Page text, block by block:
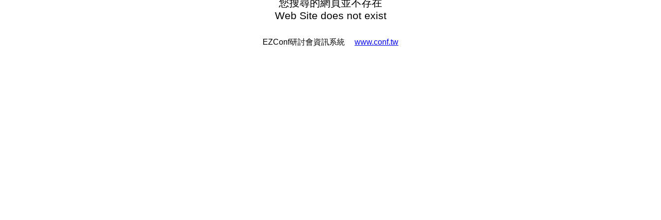
您搜尋的網頁並不存在
Web Site does not exist
EZConf研討會資訊系統 www.conf.tw